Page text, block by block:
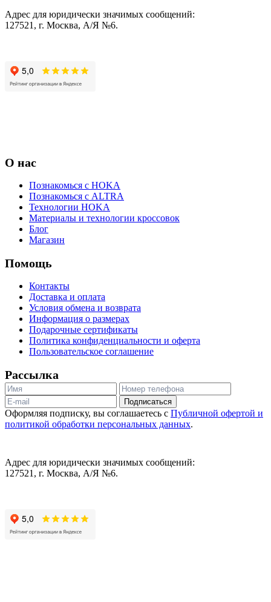
Адрес для юридически значимых сообщений:
127521, г. Москва, А/Я №6.
О нас
Познакомься с HOKA
Познакомься с ALTRA
Технологии HOKA
Материалы и технологии кроссовок
Блог
Магазин
Помощь
Контакты
Доставка и оплата
Условия обмена и возврата
Информация о размерах
Подарочные сертификаты
Политика конфиденциальности и оферта
Пользовательское соглашение
Рассылка
Подписаться
Оформляя подписку, вы соглашаетесь с Публичной офертой и
политикой обработки персональных данных.
Адрес для юридически значимых сообщений:
127521, г. Москва, А/Я №6.